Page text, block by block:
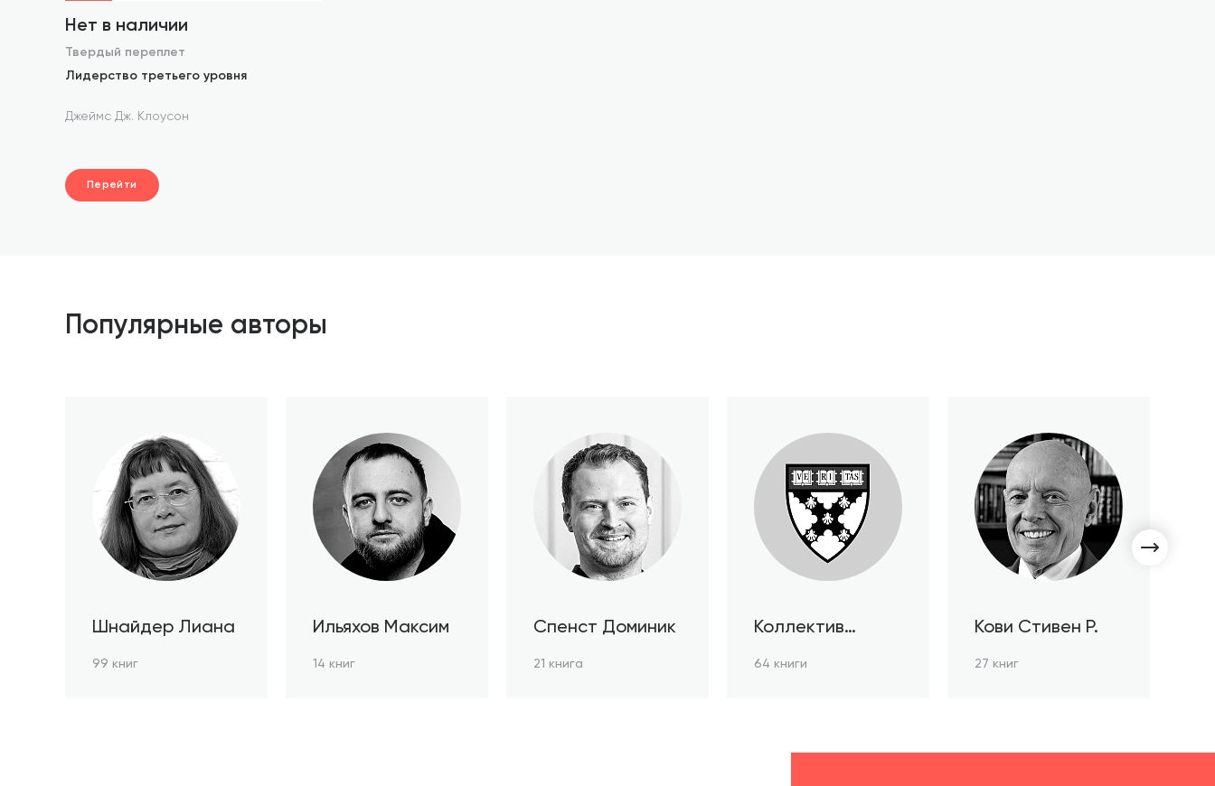
Нет в наличии
Твердый переплет
Лидерство третьего уровня
Джеймс Дж. Клоусон
Перейти
Популярные авторы
Шнайдер Лиана
99 книг
Ильяхов Максим
14 книг
Спенст Доминик
21 книга
Коллектив
64 книги
Кови Стивен Р.
27 книг